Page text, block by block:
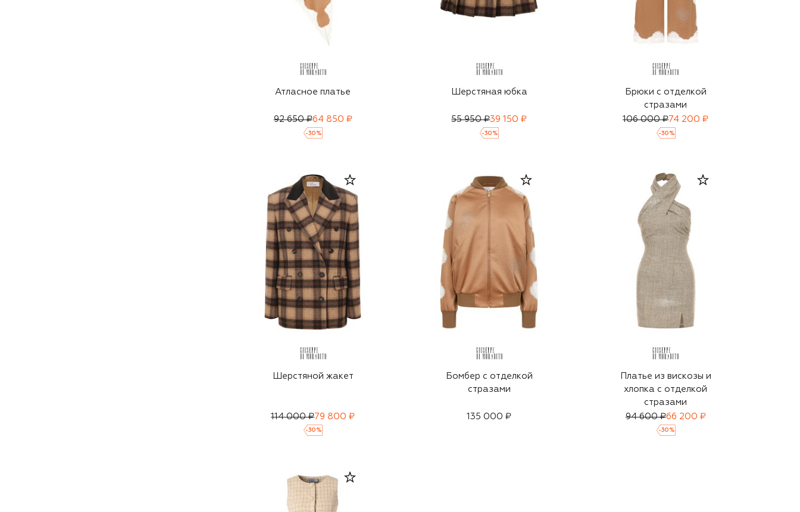
Атласное платье
92 650 ₽64 850 ₽
-30 %
Шерстяная юбка
55 950 ₽39 150 ₽
-30 %
Брюки с отделкой
стразами
106 000 ₽74 200 ₽
-30 %
Шерстяной жакет
114 000 ₽79 800 ₽
-30 %
Бомбер с отделкой
стразами
135 000 ₽
Платье из вискозы и
хлопка с отделкой
стразами
94 600 ₽66 200 ₽
-30 %